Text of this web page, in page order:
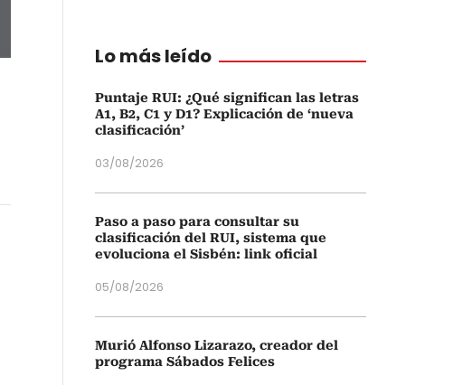
Lo más leído
Puntaje RUI: ¿Qué significan las letras
A1, B2, C1 y D1? Explicación de ‘nueva
clasificación’
03/08/2026
Paso a paso para consultar su
clasificación del RUI, sistema que
evoluciona el Sisbén: link oficial
05/08/2026
Murió Alfonso Lizarazo, creador del
programa Sábados Felices